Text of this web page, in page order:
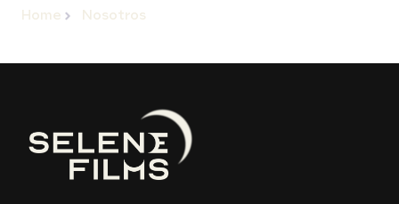
Home Nosotros